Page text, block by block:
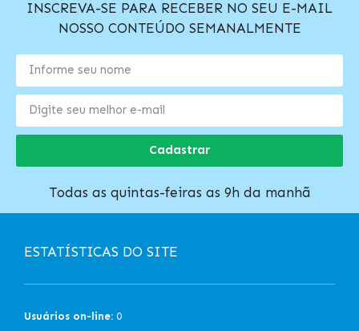
INSCREVA-SE PARA RECEBER NO SEU E-MAIL
NOSSO CONTEÚDO SEMANALMENTE
Cadastrar
Todas as quintas-feiras as 9h da manhã
ESTATÍSTICAS DO SITE
Usuários on-line: 0